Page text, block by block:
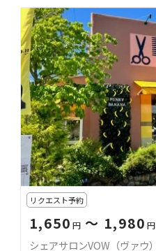
リクエスト予約
1,650 円〜 1,980 円
シェアサロンVOW（ヴァウ）